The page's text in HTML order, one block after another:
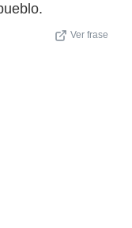
Ver frase